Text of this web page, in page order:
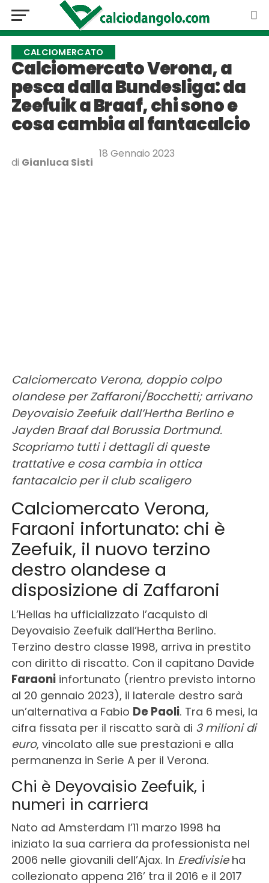
CALCIOMERCATO
Calciomercato Verona, a
pesca dalla Bundesliga: da
Zeefuik a Braaf, chi sono e
cosa cambia al fantacalcio
di Gianluca Sisti
18 Gennaio 2023
Calciomercato Verona, doppio colpo
olandese per Zaffaroni/Bocchetti; arrivano
Deyovaisio Zeefuik dall’Hertha Berlino e
Jayden Braaf dal Borussia Dortmund.
Scopriamo tutti i dettagli di queste
trattative e cosa cambia in ottica
fantacalcio per il club scaligero
Calciomercato Verona,
Faraoni infortunato: chi è
Zeefuik, il nuovo terzino
destro olandese a
disposizione di Zaffaroni
L’Hellas ha ufficializzato l’acquisto di
Deyovaisio Zeefuik dall’Hertha Berlino.
Terzino destro classe 1998, arriva in prestito
con diritto di riscatto. Con il capitano Davide
Faraoniinfortunato (rientro previsto intorno
al 20 gennaio 2023), il laterale destro sarà
un’alternativa a Fabio De Paoli. Tra 6 mesi, la
cifra fissata per il riscatto sarà di 3 milioni di
euro, vincolato alle sue prestazioni e alla
permanenza in Serie A per il Verona.
Chi è Deyovaisio Zeefuik, i
numeri in carriera
Nato ad Amsterdam l’11 marzo 1998 ha
iniziato la sua carriera da professionista nel
2006 nelle giovanili dell’Ajax. In Eredivisieha
collezionato appena 216’ tra il 2016 e il 2017